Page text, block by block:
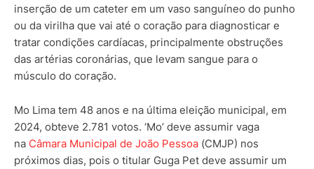
inserção de um cateter em um vaso sanguíneo do punho
ou da virilha que vai até o coração para diagnosticar e
tratar condições cardíacas, principalmente obstruções
das artérias coronárias, que levam sangue para o
músculo do coração.
Mo Lima tem 48 anos e na última eleição municipal, em
2024, obteve 2.781 votos. ‘Mo’ deve assumir vaga
na Câmara Municipal de João Pessoa (CMJP) nos
próximos dias, pois o titular Guga Pet deve assumir um